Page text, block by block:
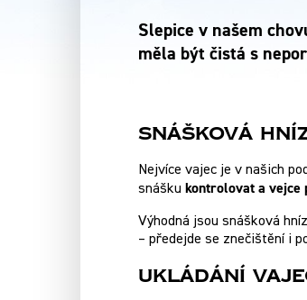
Slepice v našem
měla být čistá s
Snášková
Nejvíce vajec je v našich
snášku kontrolovat a vejce
Výhodná jsou snášková
– předejde se znečištění i
Ukládání